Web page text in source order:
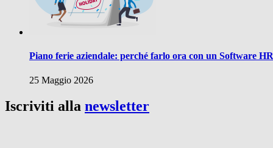
Piano ferie aziendale: perché farlo ora con un Software HR
25 Maggio 2026
Iscriviti alla newsletter